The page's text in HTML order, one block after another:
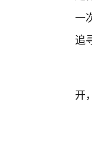
一
追
开